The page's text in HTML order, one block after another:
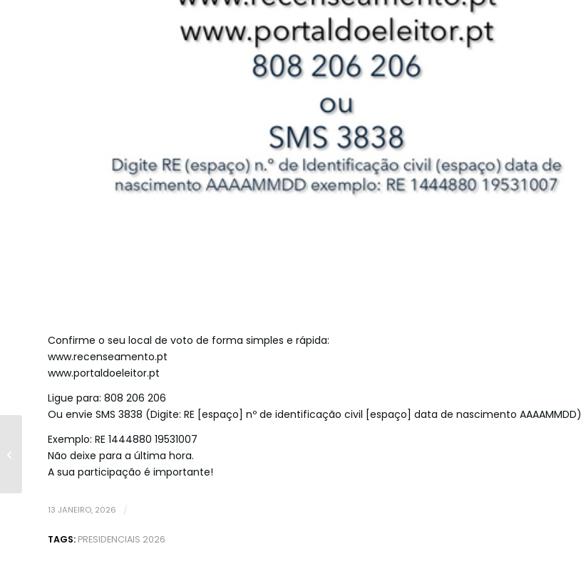
Confirme o seu local de voto de forma simples e rápida:
www.recenseamento.pt
www.portaldoeleitor.pt
Ligue para: 808 206 206
Ou envie SMS 3838 (Digite: RE [espaço] nº de identificação civil [espaço] data de nascimento AAAAMMDD)
Exemplo: RE 1444880 19531007
Não deixe para a última hora.
A sua participação é importante!
13 JANEIRO, 2026 /
TAGS: PRESIDENCIAIS 2026
Mudança de
Instalações –
Gabinete de Apoio
Social